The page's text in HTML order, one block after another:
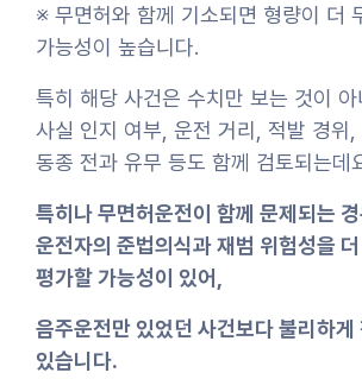
※ 무면허와 함께 기소되면 형량이 더
가능성이 높습니다.
특히 해당 사건은 수치만 보는 것이 아
사실 인지 여부, 운전 거리, 적발 경위,
동종 전과 유무 등도 함께 검토되는데
특히나 무면허운전이 함께 문제되는 경
운전자의 준법의식과 재범 위험성을 더
평가할 가능성이 있어,
음주운전만 있었던 사건보다 불리하게
있습니다.